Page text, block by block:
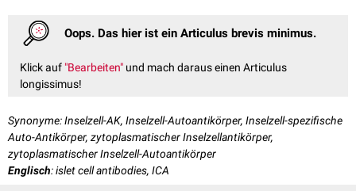
Oops. Das hier ist ein Articulus brevis minimus.
Klick auf "Bearbeiten" und mach daraus einen Articulus
longissimus!
Synonyme: Inselzell-AK, Inselzell-Autoantikörper, Inselzell-spezifische
Auto-Antikörper, zytoplasmatischer Inselzellantikörper,
zytoplasmatischer Inselzell-Autoantikörper
Englisch: islet cell antibodies, ICA